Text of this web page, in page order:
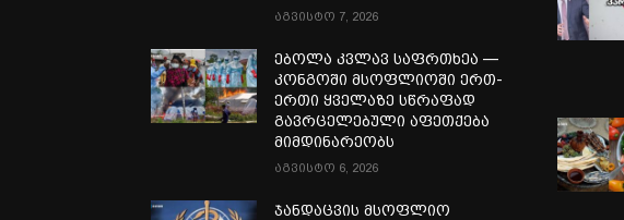
აგვისტო 7, 2026
ებოლა კვლავ საფრთხეა —
კონგოში მსოფლიოში ერთ-
ერთი ყველაზე სწრაფად
გავრცელებული აფეთქება
მიმდინარეობს
აგვისტო 6, 2026
ჯანდაცვის მსოფლიო